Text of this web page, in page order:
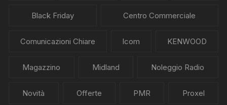
Black Friday Centro Commerciale
Comunicazioni Chiare Icom KENWOOD
Magazzino Midland Noleggio Radio
Novità Offerte PMR Proxel